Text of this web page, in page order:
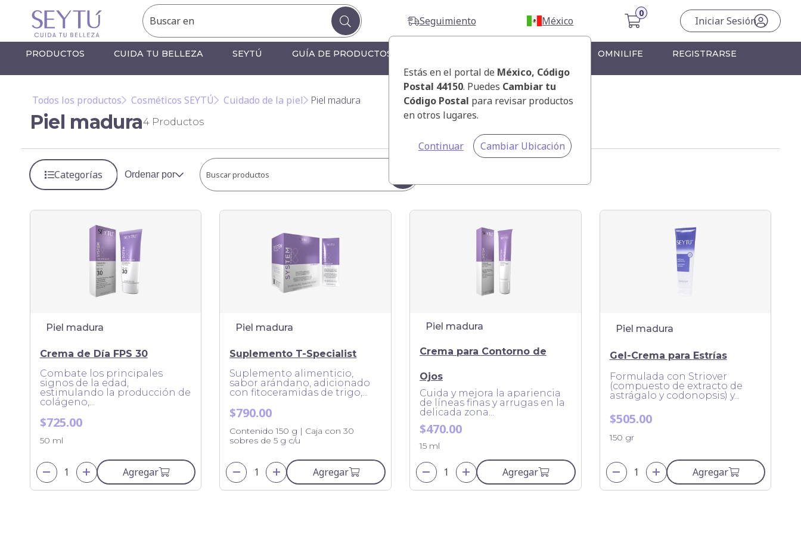
Seguimiento México Iniciar Sesión
PRODUCTOS CUIDA TU BELLEZA SEYTÚ GUÍA DE PRODUCTOS OMNILIFE REGISTRARSE
Estás en el portal de México, Código
Postal 44150. Puedes Cambiar tu
Código Postal para revisar productos
en otros lugares.
Continuar Cambiar Ubicación
Todos los productos Cosméticos SEYTÚ Cuidado de la piel Piel madura
Piel madura4Productos
Categorías Ordenar por Buscar productos
Piel madura
Crema de Día FPS 30
Combate los principales
signos de la edad,
estimulando la producción de
colágeno,...
$725.00
50 ml
Agregar
Piel madura
Suplemento T-Specialist
Suplemento alimenticio,
sabor arándano, adicionado
con fitoceramidas de trigo,...
$790.00
Contenido 150 g | Caja con 30
sobres de 5 g c/u
Agregar
Piel madura
Crema para Contorno de
Ojos
Cuida y mejora la apariencia
de líneas finas y arrugas en la
delicada zona...
$470.00
15 ml
Agregar
Piel madura
Gel-Crema para Estrías
Formulada con Striover
(compuesto de extracto de
astrágalo y codonopsis) y...
$505.00
150 gr
Agregar